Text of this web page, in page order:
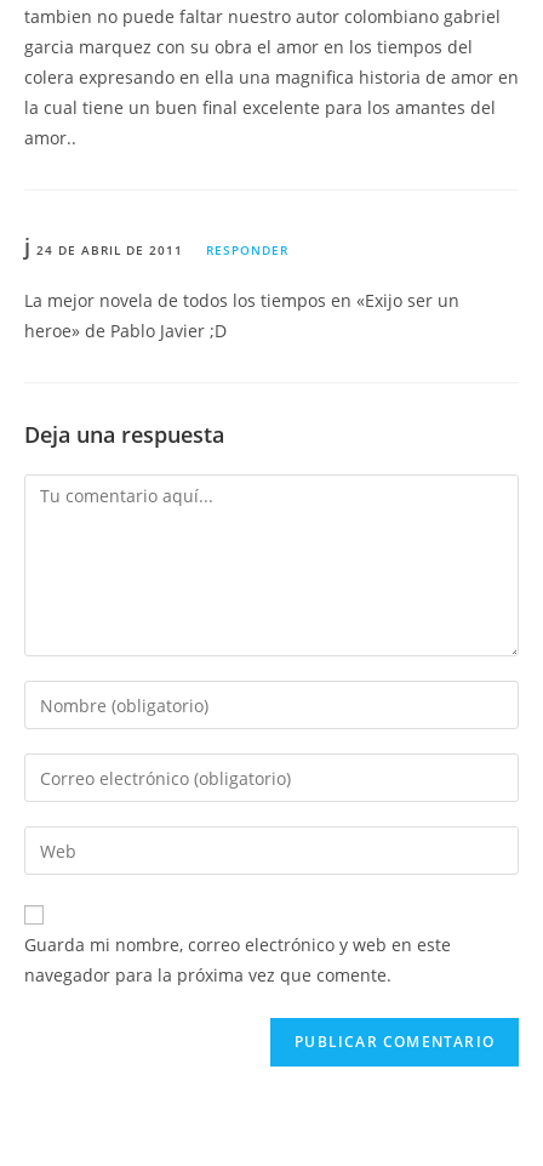
tambien no puede faltar nuestro autor colombiano gabriel
garcia marquez con su obra el amor en los tiempos del
colera expresando en ella una magnifica historia de amor en
la cual tiene un buen final excelente para los amantes del
amor..
j 24 DE ABRIL DE 2011 RESPONDER
La mejor novela de todos los tiempos en «Exijo ser un
heroe» de Pablo Javier ;D
Deja una respuesta
Comentario
Introduce
tu
nombre
de
usuario
para
comentar
Introduce
tu
dirección
de
electrónico
para
comentar
Introduce
la
URL
de
Guarda mi nombre, correo electrónico y web en este
navegador para la próxima vez que comente.